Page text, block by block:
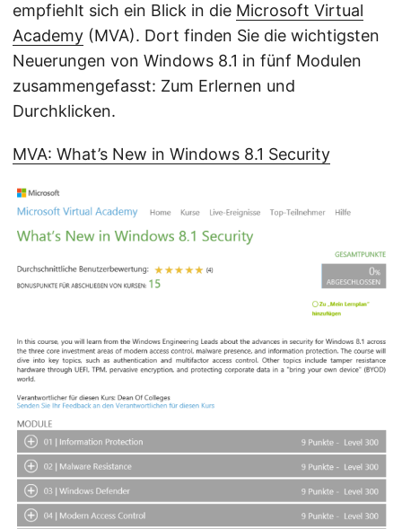
empfiehlt sich ein Blick in die Microsoft Virtual
Academy (MVA). Dort finden Sie die wichtigsten
Neuerungen von Windows 8.1 in fünf Modulen
zusammengefasst: Zum Erlernen und
Durchklicken.
MVA: What’s New in Windows 8.1 Security